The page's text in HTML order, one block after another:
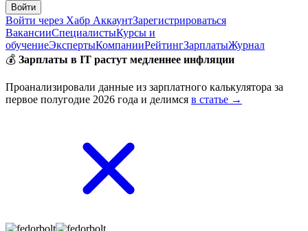
Войти
Войти через Хабр АккаунтЗарегистрироваться
ВакансииСпециалистыКурсы и
обучениеЭкспертыКомпанииРейтингЗарплатыЖурнал
💰 Зарплаты в IT растут медленнее инфляции
Проанализировали данные из зарплатного калькулятора за
первое полугодие 2026 года и делимся в статье →